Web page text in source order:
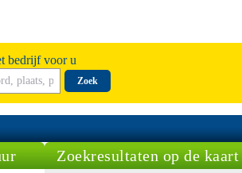
bedrijf voor u
Zoek
Zoekresultaten op de kaart